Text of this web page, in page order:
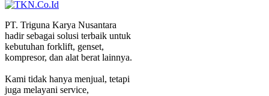
PT. Triguna Karya Nusantara
hadir sebagai solusi terbaik untuk
kebutuhan forklift, genset,
kompresor, dan alat berat lainnya.
Kami tidak hanya menjual, tetapi
juga melayani service,